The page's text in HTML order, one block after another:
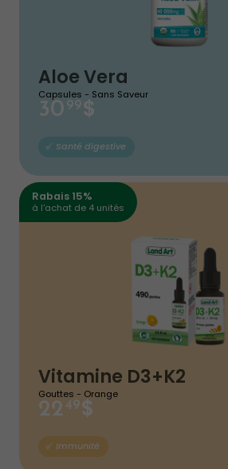
Aloe Vera
Capsules - Sans Saveur
30 99$
Santé digestive
Rabais 15%
à l'achat de 4 unités
Vitamine D3+K2
Gouttes - Orange
22 49$
Immunité